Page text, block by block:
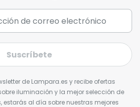
Suscríbete
de Lampara.es y recibe ofertas
iluminación y la mejor selección de
estarás al día sobre nuestras mejores